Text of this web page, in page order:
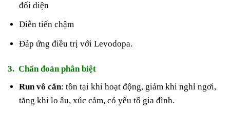
đối diện
Diễn tiến chậm
Đáp ứng điều trị với Levodopa.
3. Chẩn đoán phân biệt
Run vô căn: tồn tại khi hoạt động, giảm khi nghỉ ngơi,
tăng khi lo âu, xúc cảm, có yếu tố gia đình.